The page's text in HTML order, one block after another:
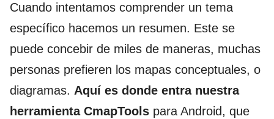
Cuando intentamos comprender un tema
específico hacemos un resumen. Este se
puede concebir de miles de maneras, muchas
personas prefieren los mapas conceptuales, o
diagramas. Aquí es donde entra nuestra
herramienta CmapTools para Android, que